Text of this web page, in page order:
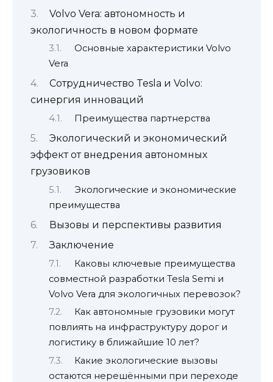
Volvo Vera: автономность и
экологичность в новом формате
Основные характеристики Volvo
Vera
Сотрудничество Tesla и Volvo:
синергия инноваций
Преимущества партнерства
Экологический и экономический
эффект от внедрения автономных
грузовиков
Экологические и экономические
преимущества
Вызовы и перспективы развития
Заключение
Каковы ключевые преимущества
совместной разработки Tesla Semi и
Volvo Vera для экологичных перевозок?
Как автономные грузовики могут
повлиять на инфраструктуру дорог и
логистику в ближайшие 10 лет?
Какие экологические вызовы
остаются нерешёнными при переходе